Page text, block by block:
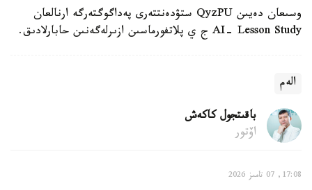
وسىعان دەيىن QyzPU ستۋدەنتتەرى پەداگوگتەرگە ارنالعان
AI- Lesson Study ج ي پلاتفورماسىن ازىرلەگەنىن حابارلادىق.
الەم
باقىتجول كاكەش
اۆتور
17:08, 07 تامىز 2026